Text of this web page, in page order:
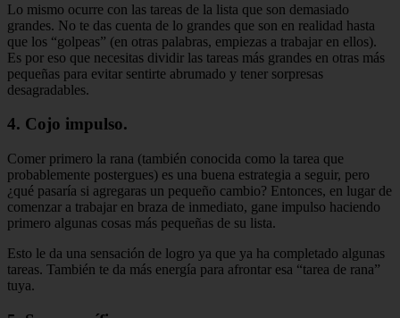
Lo mismo ocurre con las tareas de la lista que son demasiado
grandes. No te das cuenta de lo grandes que son en realidad hasta
que los “golpeas” (en otras palabras, empiezas a trabajar en ellos).
Es por eso que necesitas dividir las tareas más grandes en otras más
pequeñas para evitar sentirte abrumado y tener sorpresas
desagradables.
4. Cojo impulso.
Comer primero la rana (también conocida como la tarea que
probablemente postergues) es una buena estrategia a seguir, pero
¿qué pasaría si agregaras un pequeño cambio? Entonces, en lugar de
comenzar a trabajar en braza de inmediato, gane impulso haciendo
primero algunas cosas más pequeñas de su lista.
Esto le da una sensación de logro ya que ya ha completado algunas
tareas. También te da más energía para afrontar esa “tarea de rana”
tuya.